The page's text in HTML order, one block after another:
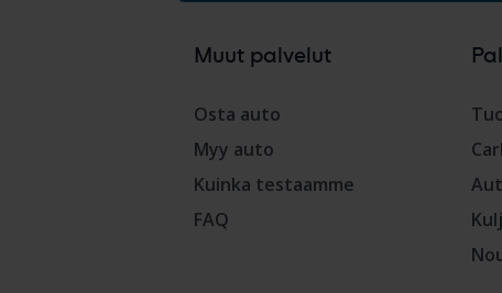
Muut palvelut
Osta auto
Myy auto
Kuinka testaamme
FAQ